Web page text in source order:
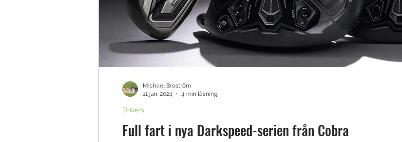
Full fart i nya Darkspeed-serien från Cobra
Drivers
Michael Broström
11 jan. 2024
4 min läsning